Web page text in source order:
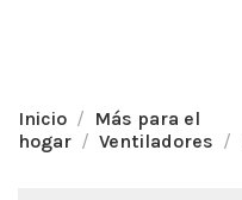
Inicio
Más para el
hogar
Ventiladores